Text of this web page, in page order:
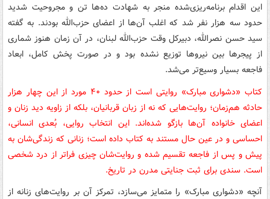
این اقدام برنامه‌ریزی‌شده منجر به شهادت ده‌ها تن و مجروحیت شدید
حدود سه هزار نفر شد که اغلب آن‌ها از اعضای حزب‌الله بودند. به گفته
سید حسن نصرالله، دبیرکل وقت حزب‌الله لبنان، در آن زمان هنوز شماری
از پیجرها بین نیروها توزیع نشده بود و در صورت پخش کامل، ابعاد
فاجعه بسیار وسیع‌تر می‌شد.
کتاب «دشواری مبارک» روایتی است از حدود ۴۰ مورد از این چهار هزار
حادثه هم‌زمان؛ روایت‌هایی که نه از زبان قربانیان، بلکه از زاویه دید زنان و
اعضای خانواده آن‌ها بازگو شده‌اند. این انتخاب روایی، بُعدی انسانی،
احساسی و در عین حال مستند به کتاب داده است؛ زنانی که زندگی‌شان به
پیش و پس از فاجعه تقسیم شده و روایت‌شان چیزی فراتر از درد شخصی
است. سندی برای ثبت جنایتی مدرن در تاریخ.
آنچه «دشواری مبارک» را متمایز می‌سازد، تمرکز آن بر روایت‌های زنانه از